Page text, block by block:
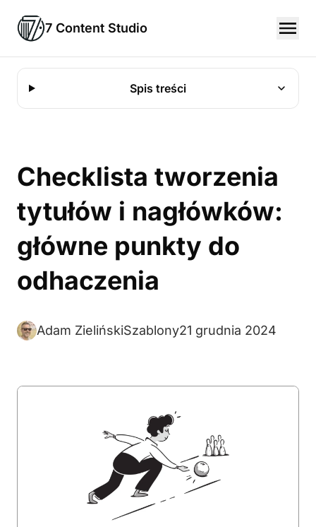
7 Content Studio
Spis treści
Checklista tworzenia
tytułów i nagłówków:
główne punkty do
odhaczenia
Adam ZielińskiSzablony21 grudnia 2024